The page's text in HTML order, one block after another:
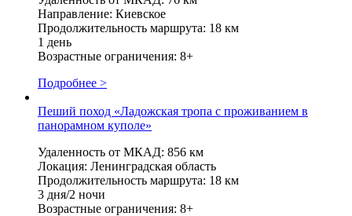
Направление: Киевское
Продолжительность маршрута: 18 км
1 день
Возрастные ограничения: 8+
Подробнее >
Пеший поход «Ладожская тропа с проживанием в
панорамном куполе»
Удаленность от МКАД: 856 км
Локация: Ленинградская область
Продолжительность маршрута: 18 км
3 дня/2 ночи
Возрастные ограничения: 8+